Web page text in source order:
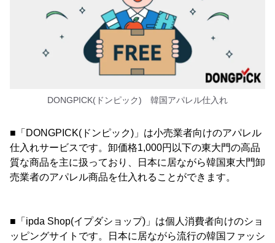
DONGPICK(ドンピック) 韓国アパレル仕入れ
■「DONGPICK(ドンピック)」は小売業者向けのアパレル
仕入れサービスです。卸価格1,000円以下の東大門の高品
質な商品を主に扱っており、日本に居ながら韓国東大門卸
売業者のアパレル商品を仕入れることができます。
■「ipda Shop(イプダショップ)」は個人消費者向けのショ
ッピングサイトです。日本に居ながら流行の韓国ファッシ